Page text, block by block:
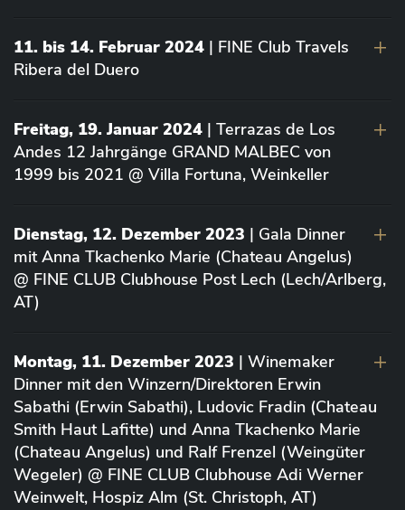
11. bis 14. Februar 2024 | FINE Club Travels
Ribera del Duero
Freitag, 19. Januar 2024 | Terrazas de Los
Andes 12 Jahrgänge GRAND MALBEC von
1999 bis 2021 @ Villa Fortuna, Weinkeller
Dienstag, 12. Dezember 2023 | Gala Dinner
mit Anna Tkachenko Marie (Chateau Angelus)
@ FINE CLUB Clubhouse Post Lech (Lech/Arlberg,
AT)
Montag, 11. Dezember 2023 | Winemaker
Dinner mit den Winzern/Direktoren Erwin
Sabathi (Erwin Sabathi), Ludovic Fradin (Chateau
Smith Haut Lafitte) und Anna Tkachenko Marie
(Chateau Angelus) und Ralf Frenzel (Weingüter
Wegeler) @ FINE CLUB Clubhouse Adi Werner
Weinwelt, Hospiz Alm (St. Christoph, AT)